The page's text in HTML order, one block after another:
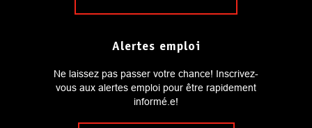
Alertes emploi
Ne laissez pas passer votre chance! Inscrivez-
vous aux alertes emploi pour être rapidement
informé.e!